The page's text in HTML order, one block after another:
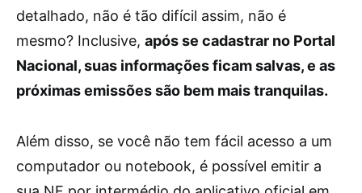
detalhado, não é tão difícil assim, não é
mesmo? Inclusive, após se cadastrar no Portal
Nacional, suas informações ficam salvas, e as
próximas emissões são bem mais tranquilas.
Além disso, se você não tem fácil acesso a um
computador ou notebook, é possível emitir a